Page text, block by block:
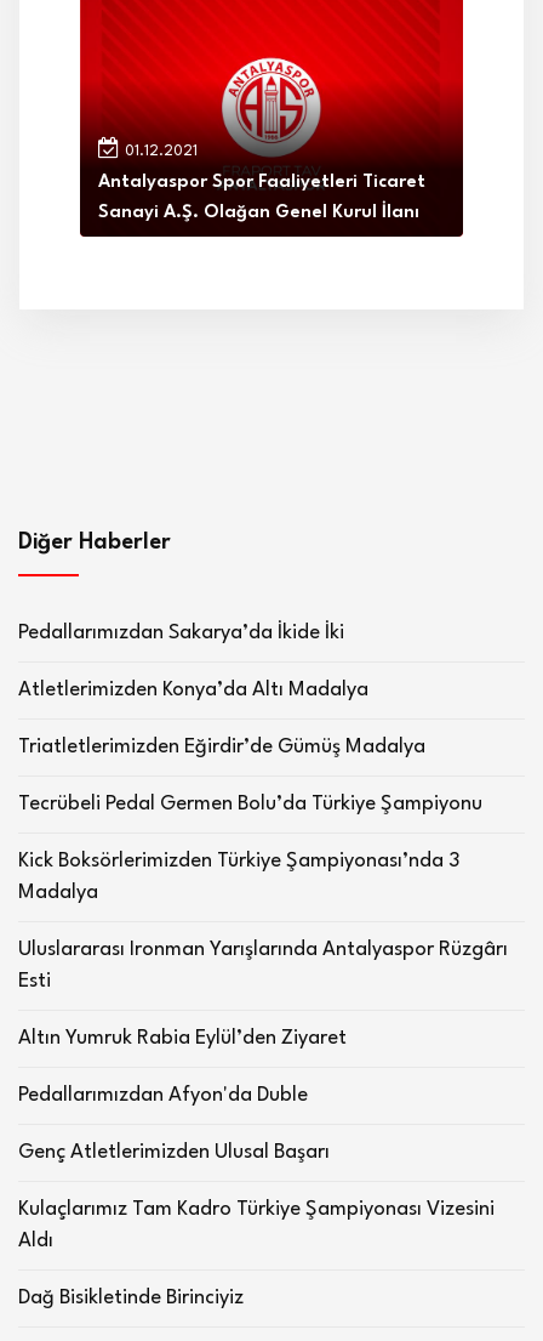
01.12.2021
Antalyaspor Spor Faaliyetleri Ticaret
Sanayi A.Ş. Olağan Genel Kurul İlanı
Diğer Haberler
Pedallarımızdan Sakarya’da İkide İki
Atletlerimizden Konya’da Altı Madalya
Triatletlerimizden Eğirdir’de Gümüş Madalya
Tecrübeli Pedal Germen Bolu’da Türkiye Şampiyonu
Kick Boksörlerimizden Türkiye Şampiyonası’nda 3
Madalya
Uluslararası Ironman Yarışlarında Antalyaspor Rüzgârı
Esti
Altın Yumruk Rabia Eylül’den Ziyaret
Pedallarımızdan Afyon'da Duble
Genç Atletlerimizden Ulusal Başarı
Kulaçlarımız Tam Kadro Türkiye Şampiyonası Vizesini
Aldı
Dağ Bisikletinde Birinciyiz